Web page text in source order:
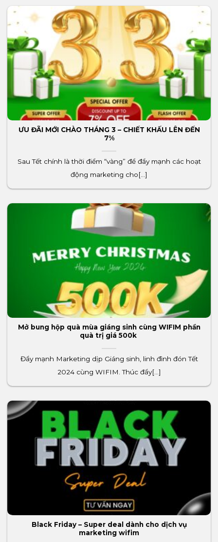
ƯU ĐÃI MỚI CHÀO THÁNG 3 – CHIẾT KHẤU LÊN ĐẾN
7%
Sau Tết chính là thời điểm “vàng” để đẩy mạnh các hoạt
động marketing cho[...]
Mở bung hộp quà mùa giáng sinh cùng WIFIM phần
quà trị giá 500k
Đẩy mạnh Marketing dịp Giáng sinh, linh đình đón Tết
2024 cùng WIFIM. Thúc đẩy[...]
Black Friday – Super deal dành cho dịch vụ
marketing wifim